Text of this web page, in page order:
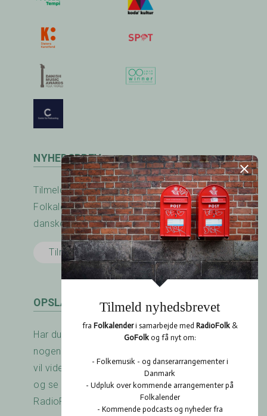
NYHEDSBREV
Tilmeld nyhedsbrevet fra RadioFolk.dk og
Folkalender.dk og modtag nyheder fra den
danske folkemusik - og dansescene.
Tilmeld her
OPSLAGSTAVLEN
Har du arrangeret en koncert? Savner du
nogen at spille med? Er der noget du gerne
vil vide? Brug RadioFolk.dk's Opslagstavle,
og se også hvad andre har gang i på
RadioFolk.dk's Opslagstavle.